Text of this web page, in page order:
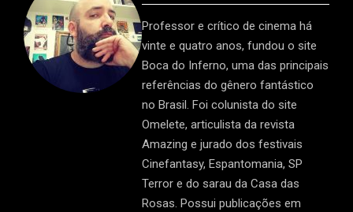
Professor e crítico de cinema há
vinte e quatro anos, fundou o site
Boca do Inferno, uma das principais
referências do gênero fantástico
no Brasil. Foi colunista do site
Omelete, articulista da revista
Amazing e jurado dos festivais
Cinefantasy, Espantomania, SP
Terror e do sarau da Casa das
Rosas. Possui publicações em